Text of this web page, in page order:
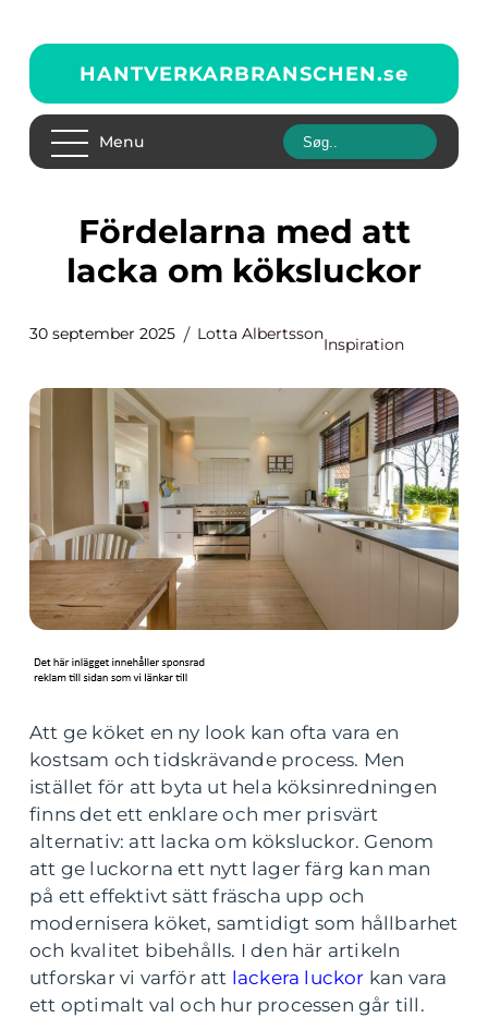
HANTVERKARBRANSCHEN.se
Menu
Fördelarna med att
lacka om köksluckor
30 september 2025 Lotta Albertsson
Inspiration
Att ge köket en ny look kan ofta vara en
kostsam och tidskrävande process. Men
istället för att byta ut hela köksinredningen
finns det ett enklare och mer prisvärt
alternativ: att lacka om köksluckor. Genom
att ge luckorna ett nytt lager färg kan man
på ett effektivt sätt fräscha upp och
modernisera köket, samtidigt som hållbarhet
och kvalitet bibehålls. I den här artikeln
utforskar vi varför att lackera luckor kan vara
ett optimalt val och hur processen går till.